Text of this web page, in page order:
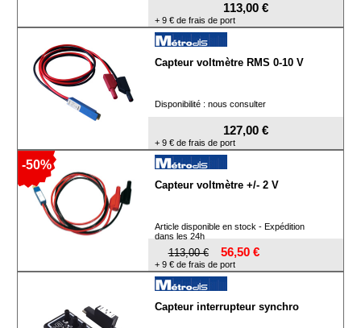
113,00 €
+ 9 € de frais de port
Capteur voltmètre RMS 0-10 V
Disponibilité : nous consulter
127,00 €
+ 9 € de frais de port
-50%
Capteur voltmètre +/- 2 V
Article disponible en stock - Expédition
dans les 24h
113,00 € 56,50 €
+ 9 € de frais de port
Capteur interrupteur synchro